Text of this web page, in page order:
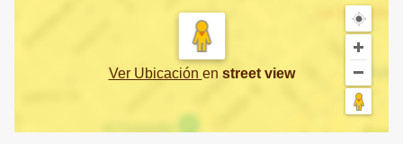
Ver Ubicación en street view